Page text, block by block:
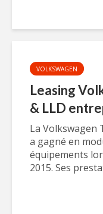
VOLKSWAGEN
Leasing
& LLD
La Volkswagen
a gagné en
équipements
2015. Ses